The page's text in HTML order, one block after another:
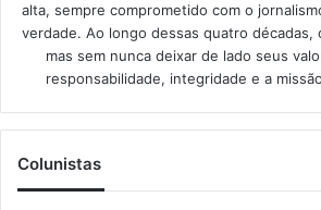
alta, sempre comprometido com o
verdade. Ao longo dessas quatro décadas,
mas sem nunca deixar de lado seus
responsabilidade, integridade e a
Colunistas